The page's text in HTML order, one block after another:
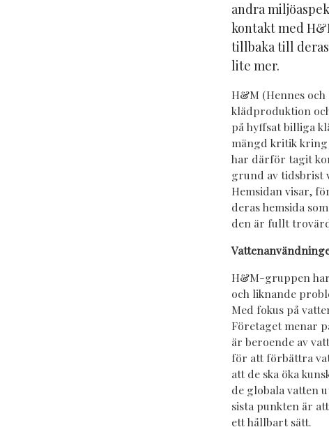
andra
kontakt med
tillbaka till deras
lite mer.
H&M (Hennes
klädproduktion
på hyffsat billiga
mängd kritik kring
har därför tagit
grund av tidsbrist
Hemsidan visar,
deras hemsida
den är fullt
H&M-gruppen
och liknande
Med fokus på
Företaget menar
är beroende av
för att förbättra
att de ska öka
de globala vatten
sista punkten är
ett hållbart sätt.